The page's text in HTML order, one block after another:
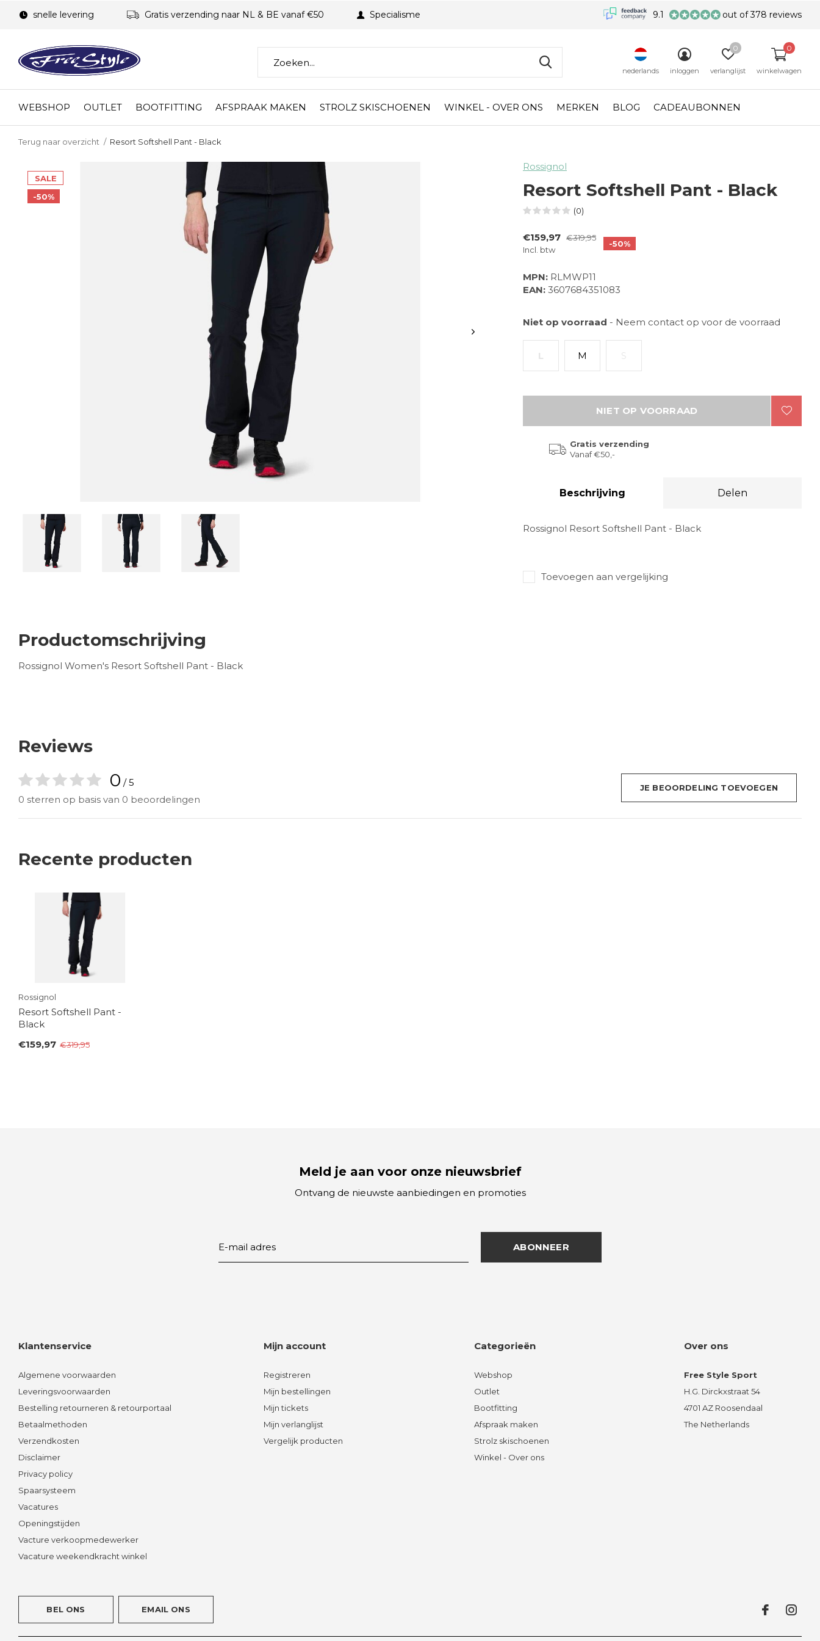
WEBSHOP OUTLET BOOTFITTING AFSPRAAK MAKEN STROLZ SKISCHOENEN WINKEL - OVER ONS MERKEN BLOG CADEAUBONNEN
nederlands inloggen verlanglijst
0
winkelwagen
0
snelle levering Gratis verzending naar NL & BE vanaf €50 Specialisme 9.1 out of 378 reviews
Terug naar overzicht Resort Softshell Pant - Black
SALE
-50%
Rossignol
Resort Softshell Pant - Black
(0)
€159,97 €319,95
Incl. btw
-50%
MPN: RLMWP11
EAN: 3607684351083
Niet op voorraad - Neem contact op voor de voorraad
L M S
NIET OP VOORRAAD
Gratis verzending
Vanaf €50,-
Beschrijving Delen
Rossignol Resort Softshell Pant - Black
Toevoegen aan vergelijking
Productomschrijving
Rossignol Women's Resort Softshell Pant - Black
Reviews
0 / 5
0 sterren op basis van 0 beoordelingen
JE BEOORDELING TOEVOEGEN
Recente producten
Rossignol
Resort Softshell Pant -
Black
€159,97 €319,95
Meld je aan voor onze nieuwsbrief
Ontvang de nieuwste aanbiedingen en promoties
ABONNEER
Klantenservice
Algemene voorwaarden
Leveringsvoorwaarden
Bestelling retourneren & retourportaal
Betaalmethoden
Verzendkosten
Disclaimer
Privacy policy
Spaarsysteem
Vacatures
Openingstijden
Vacture verkoopmedewerker
Vacature weekendkracht winkel
Mijn account
Registreren
Mijn bestellingen
Mijn tickets
Mijn verlanglijst
Vergelijk producten
Categorieën
Webshop
Outlet
Bootfitting
Afspraak maken
Strolz skischoenen
Winkel - Over ons
Over ons
Free Style Sport
H.G. Dirckxstraat 54
4701 AZ Roosendaal
The Netherlands
BEL ONS EMAIL ONS